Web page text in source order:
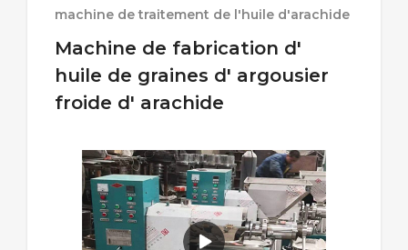
machine de traitement de l'huile d'arachide
Machine de fabrication d'
huile de graines d' argousier
froide d' arachide